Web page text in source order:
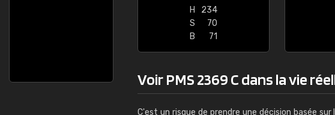
H
234
S
70
B
71
Voir PMS 2369 C dans la vie
C'est un risque de prendre une décision basée